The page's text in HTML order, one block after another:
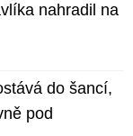
nahradil na
do šancí,
pod